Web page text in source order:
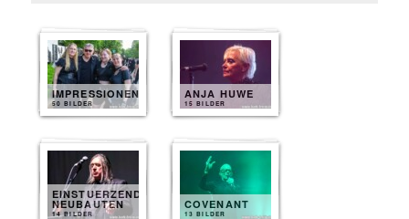
IMPRESSIONEN
50 BILDER
ANJA HUWE
15 BILDER
EINSTUERZENDE
NEUBAUTEN
14 BILDER
COVENANT
13 BILDER